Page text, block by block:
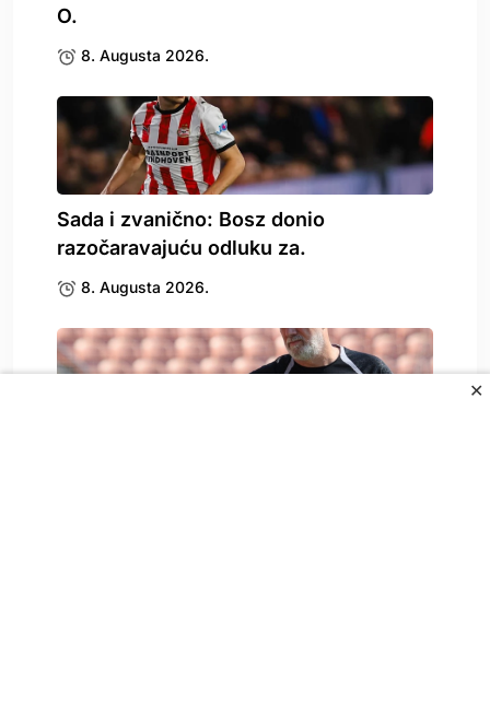
✕
O.
8. Augusta 2026.
Sada i zvanično: Bosz donio
razočaravajuću odluku za.
8. Augusta 2026.